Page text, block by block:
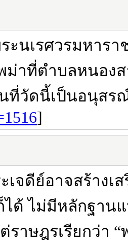
ระนเรศวรมหาร
ม่าที่ตำบลหนองส
ที่วัดนี้เป็นอนุสร
]
เจดีย์อาจสร้าง
ได้ ไม่มีหลักฐาน
ราษฎรเรียกว่า